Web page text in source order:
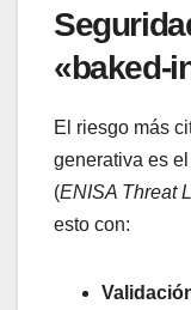
«baked-
El riesgo más
generativa es
(ENISA Threat
esto con: